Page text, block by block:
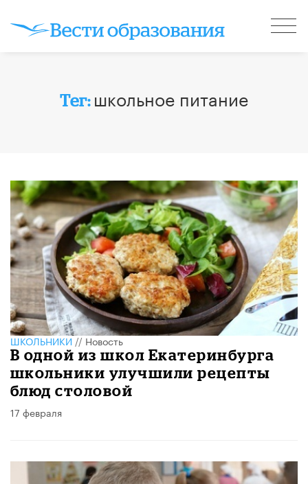
Тег: школьное питание
ШКОЛЬНИКИ//Новость
В одной из школ Екатеринбурга
школьники улучшили рецепты
блюд столовой
17 февраля